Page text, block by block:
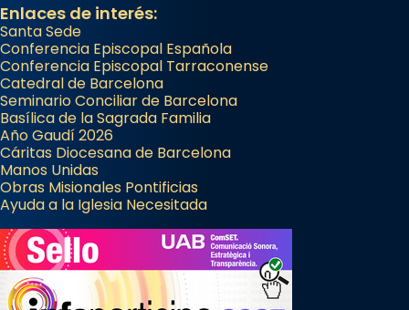
Enlaces de interés:
Santa Sede
Conferencia Episcopal Española
Conferencia Episcopal Tarraconense
Catedral de Barcelona
Seminario Conciliar de Barcelona
Basílica de la Sagrada Familia
Año Gaudí 2026
Cáritas Diocesana de Barcelona
Manos Unidas
Obras Misionales Pontificias
Ayuda a la Iglesia Necesitada